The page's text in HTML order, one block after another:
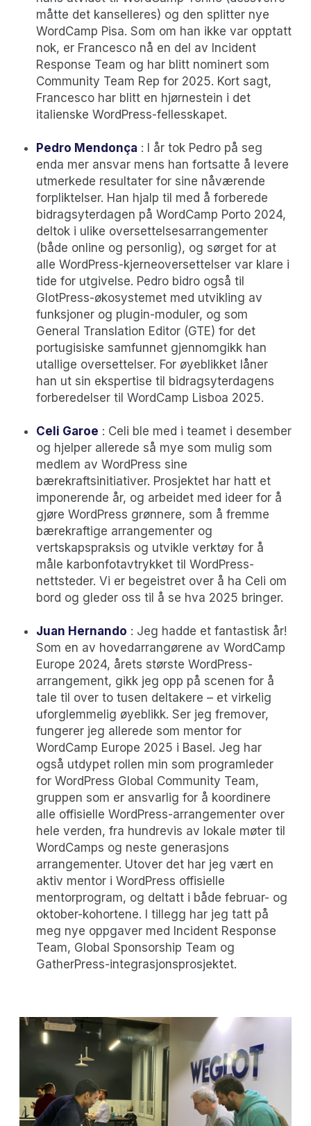
måtte det kanselleres) og den splitter nye
WordCamp Pisa. Som om han ikke var opptatt
nok, er Francesco nå en del av Incident
Response Team og har blitt nominert som
Community Team Rep for 2025. Kort sagt,
Francesco har blitt en hjørnestein i det
italienske WordPress-fellesskapet.
Pedro Mendonça : I år tok Pedro på seg
enda mer ansvar mens han fortsatte å levere
utmerkede resultater for sine nåværende
forpliktelser. Han hjalp til med å forberede
bidragsyterdagen på WordCamp Porto 2024,
deltok i ulike oversettelsesarrangementer
(både online og personlig), og sørget for at
alle WordPress-kjerneoversettelser var klare i
tide for utgivelse. Pedro bidro også til
GlotPress-økosystemet med utvikling av
funksjoner og plugin-moduler, og som
General Translation Editor (GTE) for det
portugisiske samfunnet gjennomgikk han
utallige oversettelser. For øyeblikket låner
han ut sin ekspertise til bidragsyterdagens
forberedelser til WordCamp Lisboa 2025.
Celi Garoe : Celi ble med i teamet i desember
og hjelper allerede så mye som mulig som
medlem av WordPress sine
bærekraftsinitiativer. Prosjektet har hatt et
imponerende år, og arbeidet med ideer for å
gjøre WordPress grønnere, som å fremme
bærekraftige arrangementer og
vertskapspraksis og utvikle verktøy for å
måle karbonfotavtrykket til WordPress-
nettsteder. Vi er begeistret over å ha Celi om
bord og gleder oss til å se hva 2025 bringer.
Juan Hernando : Jeg hadde et fantastisk år!
Som en av hovedarrangørene av WordCamp
Europe 2024, årets største WordPress-
arrangement, gikk jeg opp på scenen for å
tale til over to tusen deltakere – et virkelig
uforglemmelig øyeblikk. Ser jeg fremover,
fungerer jeg allerede som mentor for
WordCamp Europe 2025 i Basel. Jeg har
også utdypet rollen min som programleder
for WordPress Global Community Team,
gruppen som er ansvarlig for å koordinere
alle offisielle WordPress-arrangementer over
hele verden, fra hundrevis av lokale møter til
WordCamps og neste generasjons
arrangementer. Utover det har jeg vært en
aktiv mentor i WordPress offisielle
mentorprogram, og deltatt i både februar- og
oktober-kohortene. I tillegg har jeg tatt på
meg nye oppgaver med Incident Response
Team, Global Sponsorship Team og
GatherPress-integrasjonsprosjektet.